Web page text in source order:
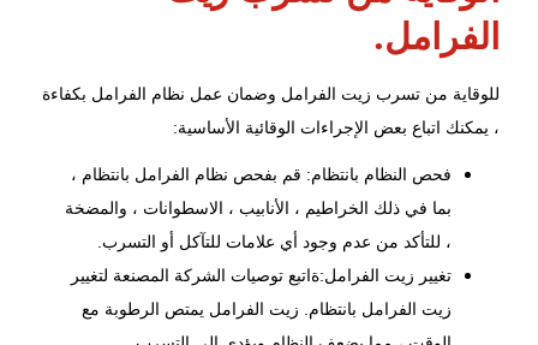
الفرامل.
للوقاية من تسرب زيت الفرامل وضمان عمل نظام الفرامل بكفاءة
، يمكنك اتباع بعض الإجراءات الوقائية الأساسية:
فحص النظام بانتظام: قم بفحص نظام الفرامل بانتظام ،
بما في ذلك الخراطيم ، الأنابيب ، الاسطوانات ، والمضخة
، للتأكد من عدم وجود أي علامات للتآكل أو التسرب.
تغيير زيت الفرامل:ةاتبع توصيات الشركة المصنعة لتغيير
زيت الفرامل بانتظام. زيت الفرامل يمتص الرطوبة مع